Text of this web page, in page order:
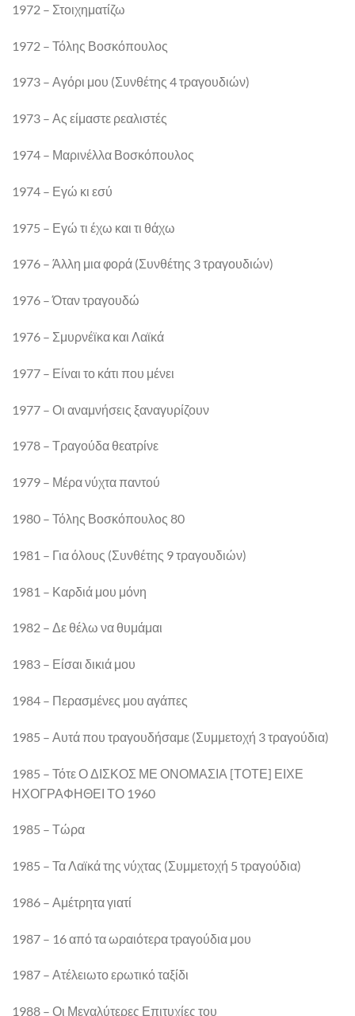
1972 – Στοιχηματίζω
1972 – Τόλης Βοσκόπουλος
1973 – Αγόρι μου (Συνθέτης 4 τραγουδιών)
1973 – Ας είμαστε ρεαλιστές
1974 – Μαρινέλλα Βοσκόπουλος
1974 – Εγώ κι εσύ
1975 – Εγώ τι έχω και τι θάχω
1976 – Άλλη μια φορά (Συνθέτης 3 τραγουδιών)
1976 – Όταν τραγουδώ
1976 – Σμυρνέϊκα και Λαϊκά
1977 – Είναι το κάτι που μένει
1977 – Οι αναμνήσεις ξαναγυρίζουν
1978 – Τραγούδα θεατρίνε
1979 – Μέρα νύχτα παντού
1980 – Τόλης Βοσκόπουλος 80
1981 – Για όλους (Συνθέτης 9 τραγουδιών)
1981 – Καρδιά μου μόνη
1982 – Δε θέλω να θυμάμαι
1983 – Είσαι δικιά μου
1984 – Περασμένες μου αγάπες
1985 – Αυτά που τραγουδήσαμε (Συμμετοχή 3 τραγούδια)
1985 – Τότε Ο ΔΙΣΚΟΣ ΜΕ ΟΝΟΜΑΣΙΑ [ΤΟΤΕ] ΕΙΧΕ
ΗΧΟΓΡΑΦΗΘΕΙ ΤΟ 1960
1985 – Τώρα
1985 – Τα Λαϊκά της νύχτας (Συμμετοχή 5 τραγούδια)
1986 – Αμέτρητα γιατί
1987 – 16 από τα ωραιότερα τραγούδια μου
1987 – Ατέλειωτο ερωτικό ταξίδι
1988 – Οι Μεγαλύτερες Επιτυχίες του